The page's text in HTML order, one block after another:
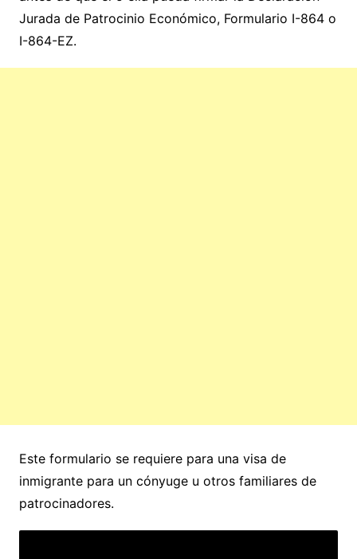
Jurada de Patrocinio Económico, Formulario I-864 o
I-864-EZ.
Este formulario se requiere para una visa de
inmigrante para un cónyuge u otros familiares de
patrocinadores.